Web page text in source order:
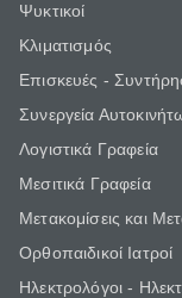
Ψυκτικοί
Κλιματισμός
Επισκευές -
Συνεργεία
Λογιστικά Γραφεία
Μεσιτικά Γραφεία
Μετακομίσεις και
Ορθοπαιδικοί Ιατροί
Ηλεκτρολόγοι -